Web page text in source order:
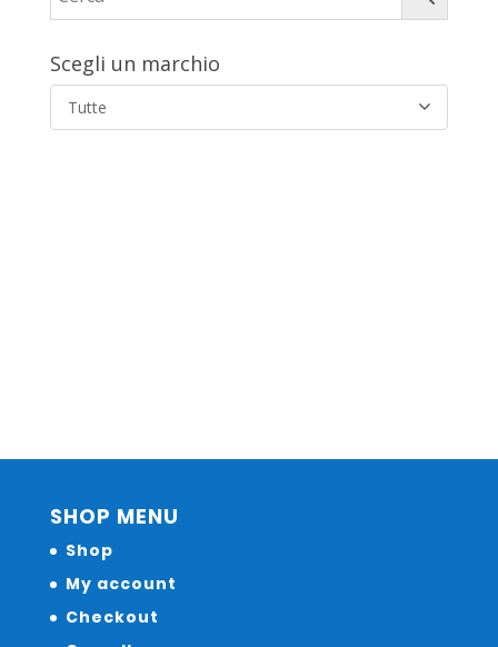
Scegli un marchio
Tutte
SHOP MENU
Shop
My account
Checkout